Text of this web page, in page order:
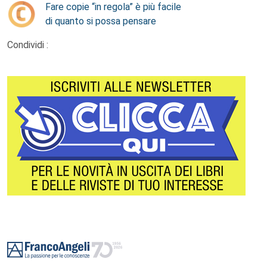
Fare copie “in regola” è più facile
di quanto si possa pensare
Condividi :